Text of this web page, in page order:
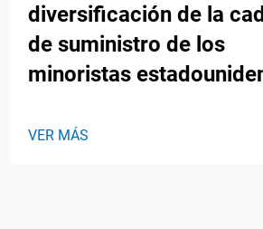
diversificación de la
de suministro de los
minoristas
VER MÁS